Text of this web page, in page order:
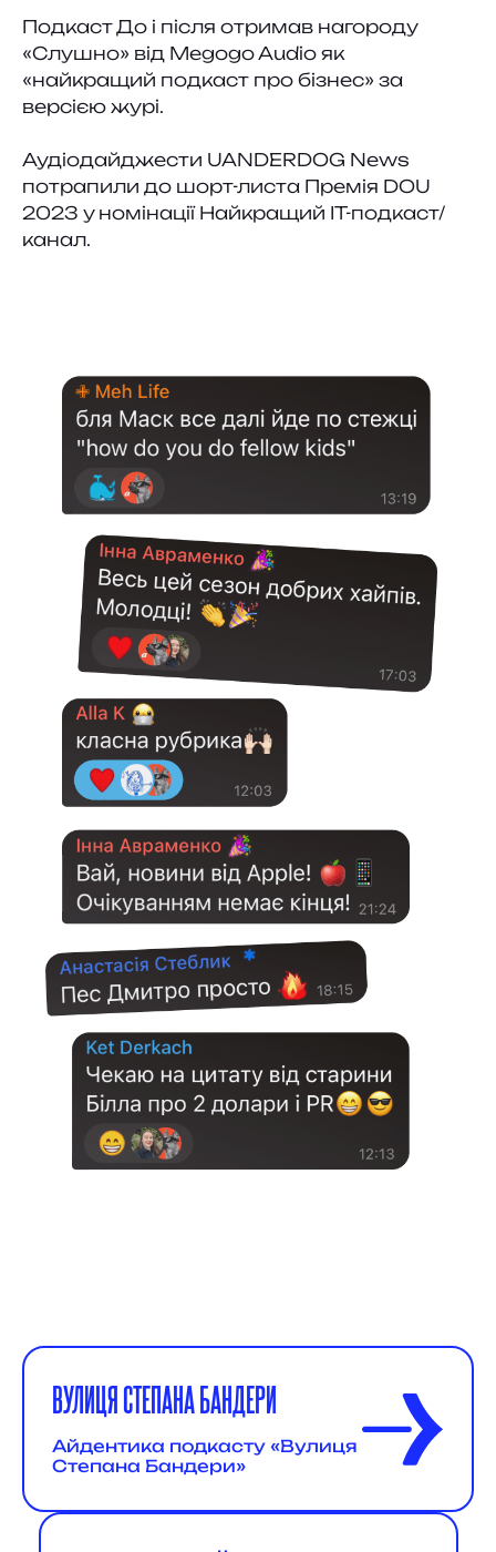
Подкаст До і після отримав нагороду
«Слушно» від Megogo Audio як
«найкращий подкаст про бізнес» за
версією журі.
Аудіодайджести UANDERDOG News
потрапили до шорт-листа Премія DOU
2023 у номінації Найкращий ІТ-подкаст/
канал.
ВУЛИЦЯ СТЕПАНА БАНДЕРИ
Айдентика подкасту «Вулиця
Степана Бандери»